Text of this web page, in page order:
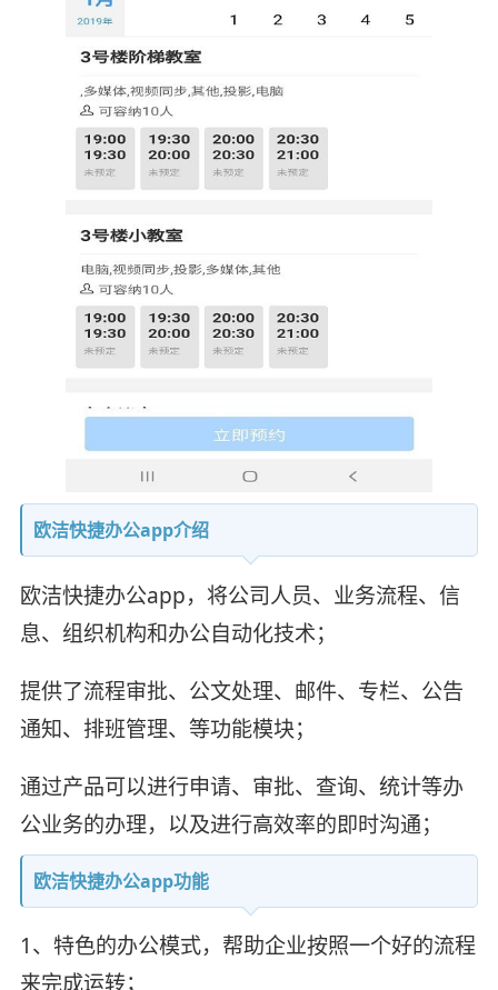
欧洁快捷办公app介绍
欧洁快捷办公app，将公司人员、业务流程、信
息、组织机构和办公自动化技术；
提供了流程审批、公文处理、邮件、专栏、公告
通知、排班管理、等功能模块；
通过产品可以进行申请、审批、查询、统计等办
公业务的办理，以及进行高效率的即时沟通；
欧洁快捷办公app功能
1、特色的办公模式，帮助企业按照一个好的流程
来完成运转；